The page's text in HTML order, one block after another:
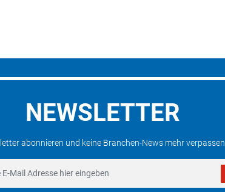
NEWSLETTER
abonnieren und keine Branchen-News mehr verpassen.